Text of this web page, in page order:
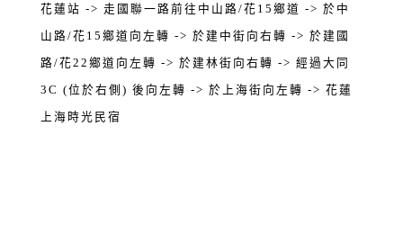
花蓮站 -> 走國聯一路前往中山路/花15鄉道 -> 於中
山路/花15鄉道向左轉 -> 於建中街向右轉 -> 於建國
路/花22鄉道向左轉 -> 於建林街向右轉 -> 經過大同
3C (位於右側) 後向左轉 -> 於上海街向左轉 -> 花蓮
上海時光民宿